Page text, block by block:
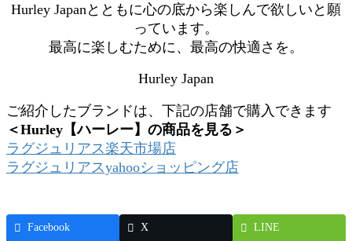
Hurley Japanとともに心の底から楽しんで欲しいと願
っています。
最高に楽しむために、最高の快適さを。
Hurley Japan
ご紹介したブランドは、下記の店舗で購入できます
＜Hurley【ハーレー】の商品を見る＞
ラグジュリアス楽天市場店
ラグジュリアスyahooショッピング店
Facebook X LINE